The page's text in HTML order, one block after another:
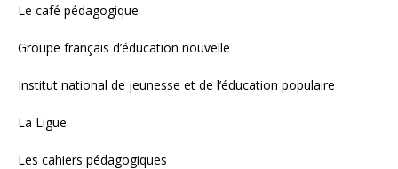
Le café pédagogique
Groupe français d’éducation nouvelle
Institut national de jeunesse et de l’éducation populaire
La Ligue
Les cahiers pédagogiques